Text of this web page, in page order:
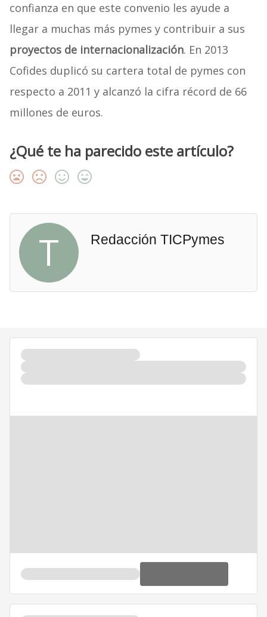
confianza en que este convenio les ayude a
llegar a muchas más pymes y contribuir a sus
proyectos de internacionalización. En 2013
Cofides duplicó su cartera total de pymes con
respecto a 2011 y alcanzó la cifra récord de 66
millones de euros.
¿Qué te ha parecido este artículo?
T Redacción TICPymes